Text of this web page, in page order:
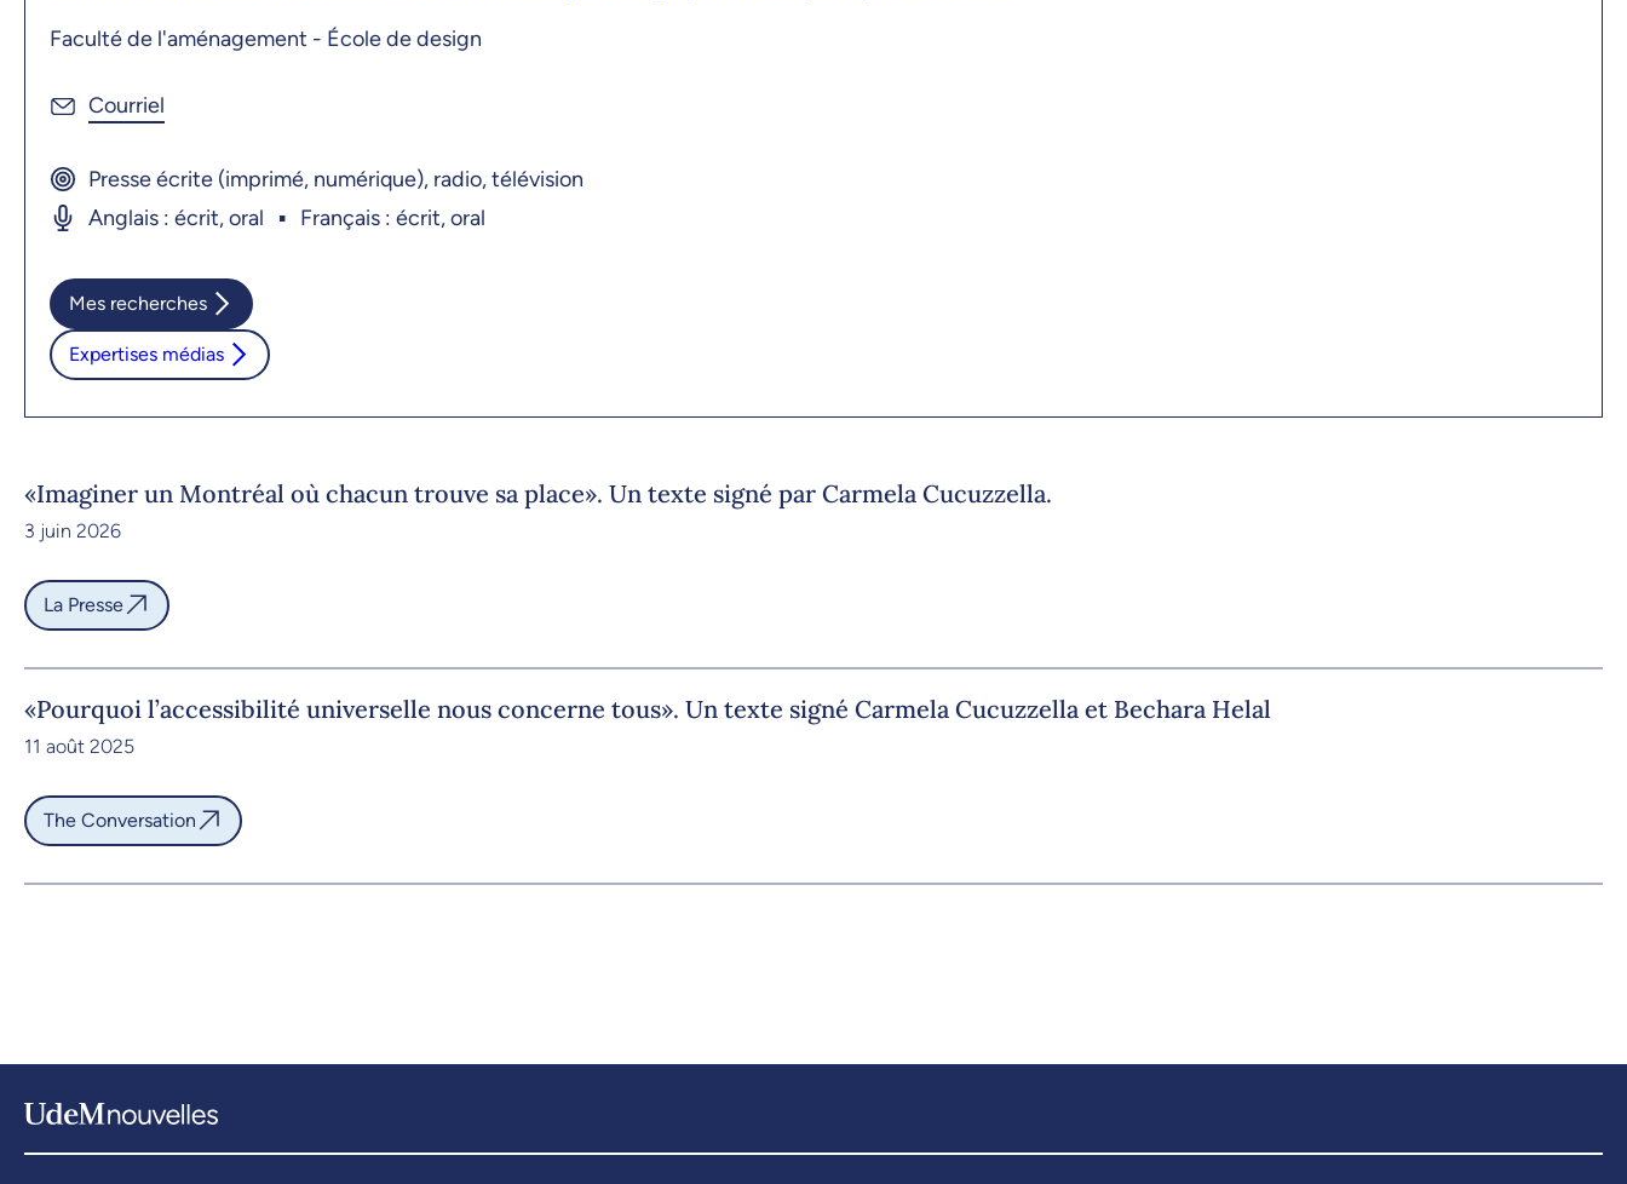
Faculté de l'aménagement - École de design
Presse écrite (imprimé, numérique), radio, télévision
Anglais : écrit, oral
Français : écrit, oral
Mes recherches
Expertises médias
«Imaginer un Montréal où chacun trouve sa place». Un texte signé par Carmela Cucuzzella.
3 juin 2026
La Presse
«Pourquoi l’accessibilité universelle nous concerne tous». Un texte signé Carmela Cucuzzella et Bechara Helal
11 août 2025
The Conversation